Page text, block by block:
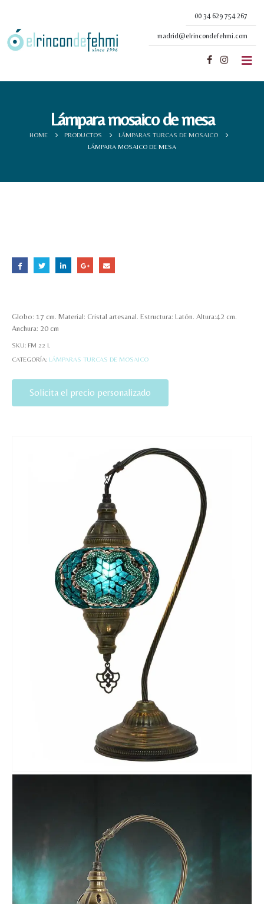
00 34 629 754 267
madrid@elrincondefehmi.com
Lámpara mosaico de mesa
HOME PRODUCTOS
LÁMPARAS TURCAS DE MOSAICO
LÁMPARA MOSAICO DE MESA
Globo: 17 cm. Material: Cristal artesanal. Estructura: Latón. Altura:42 cm.
Anchura: 20 cm
SKU: FM 22 L
CATEGORÍA: LÁMPARAS TURCAS DE MOSAICO
Solicita el precio personalizado